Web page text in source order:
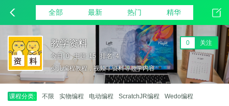
全部 最新 热门 精华
教学资料
今日: 0 主题: 15 排名: 4
0 关注
少儿编程教程，视频，资料等教学内容
课程分类: 不限 实物编程 电动编程 ScratchJR编程 Wedo编程